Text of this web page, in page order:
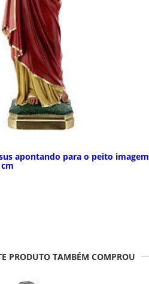
apontando para o peito imagem
PRODUTO TAMBÉM COMPROU